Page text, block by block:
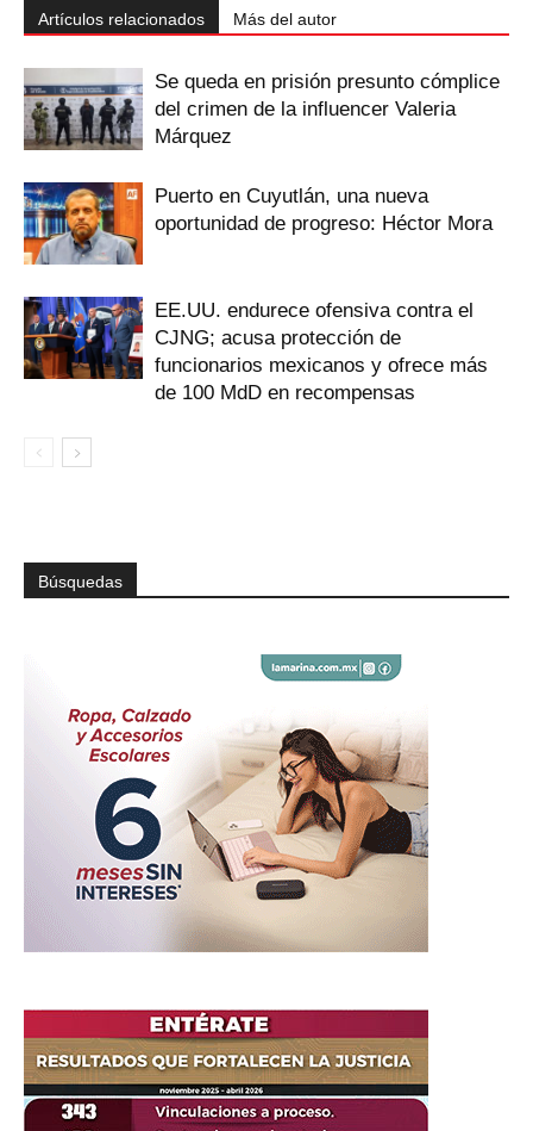
Artículos relacionados Más del autor
Se queda en prisión presunto cómplice
del crimen de la influencer Valeria
Márquez
Puerto en Cuyutlán, una nueva
oportunidad de progreso: Héctor Mora
EE.UU. endurece ofensiva contra el
CJNG; acusa protección de
funcionarios mexicanos y ofrece más
de 100 MdD en recompensas
Búsquedas